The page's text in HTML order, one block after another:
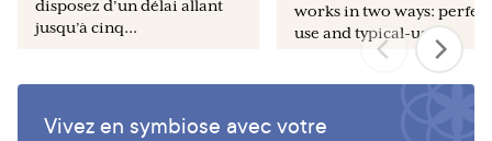
disposez d’un délai allant
jusqu’à cinq...
works in two ways:
use and typical-use.
Maegan Boutot
Vivez en symbiose avec votre